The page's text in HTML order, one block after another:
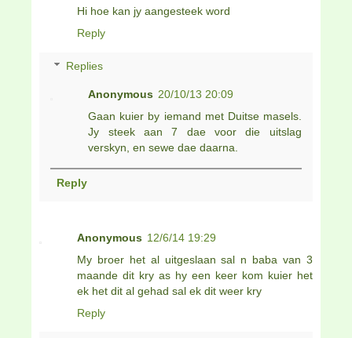
Hi hoe kan jy aangesteek word
Reply
Replies
Anonymous 20/10/13 20:09
Gaan kuier by iemand met Duitse masels.
Jy steek aan 7 dae voor die uitslag
verskyn, en sewe dae daarna.
Reply
Anonymous 12/6/14 19:29
My broer het al uitgeslaan sal n baba van 3
maande dit kry as hy een keer kom kuier het
ek het dit al gehad sal ek dit weer kry
Reply